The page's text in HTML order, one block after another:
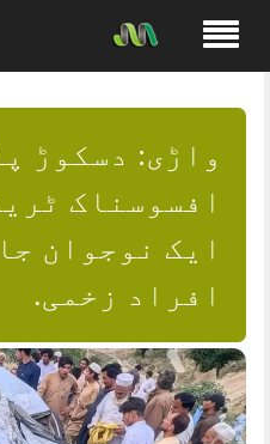
content
واڑی: دسکوڑ
افسوسناک
ایک نوجوان
افراد زخمی.